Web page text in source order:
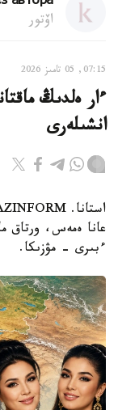
اۆتور
07:15, 05 تامىز 2026
ءار ەلدىڭ
انشىلەرى
عانا ەمەس، ورتاق
ءبىرى – مۋزىكا.